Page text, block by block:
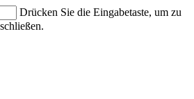
Drücken Sie die Eingabetaste, um zu